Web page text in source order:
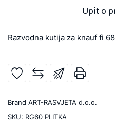
Upit o
Razvodna kutija za knauf fi
Brand ART-RASVJETA d.o.o.
SKU: RG60 PLITKA